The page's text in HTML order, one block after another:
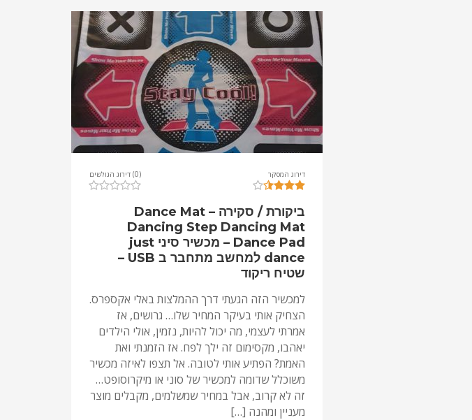
דירוג המסקר (0) דירוג הגולשים
ביקורת / סקירה – Dance Mat
Dancing Step Dancing Mat
Dance Pad – מכשיר סיני just
dance למחשב מתחבר ב USB –
שטיח ריקוד
למכשיר הזה הגעתי דרך ההמלצות באלי אקספרס.
הצחיק אותי בעיקר המחיר שלו… גרושים, אז
אמרתי לעצמי, מה יכול להיות, נזמין, אולי הילדים
יאהבו, מקסימום זה ילך לפח. אז הזמנתי ואת
האמת? הפתיע אותי לטובה. אל תצפו לאיזה מכשיר
משוכלל שדומה למכשיר של סוני או מיקרוסופט…
זה לא קרוב, אבל במחיר שמשלמים, מקבלים מוצר
מעניין ומהנה […]